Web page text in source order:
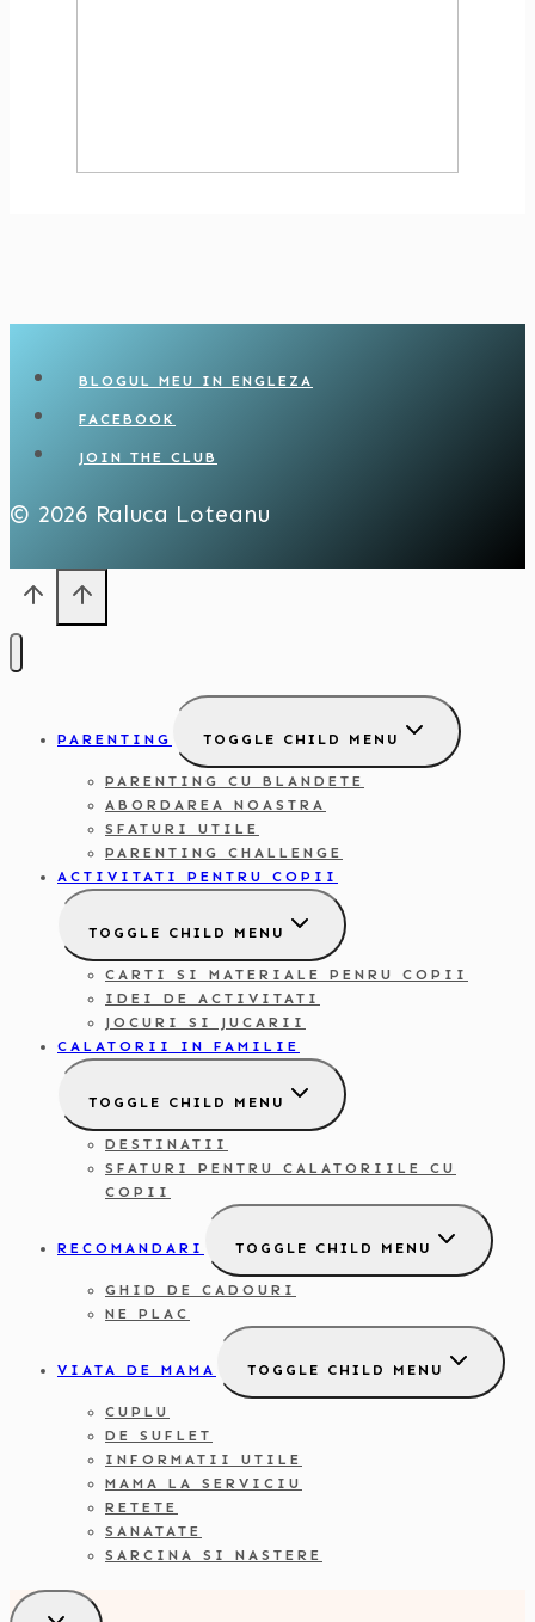
BLOGUL MEU IN ENGLEZA
FACEBOOK
JOIN THE CLUB
© 2026 Raluca Loteanu
PARENTING TOGGLE CHILD MENU
PARENTING CU BLANDETE
ABORDAREA NOASTRA
SFATURI UTILE
PARENTING CHALLENGE
ACTIVITATI PENTRU COPII
TOGGLE CHILD MENU
CARTI SI MATERIALE PENRU COPII
IDEI DE ACTIVITATI
JOCURI SI JUCARII
CALATORII IN FAMILIE
TOGGLE CHILD MENU
DESTINATII
SFATURI PENTRU CALATORIILE CU
COPII
RECOMANDARI TOGGLE CHILD MENU
GHID DE CADOURI
NE PLAC
VIATA DE MAMA TOGGLE CHILD MENU
CUPLU
DE SUFLET
INFORMATII UTILE
MAMA LA SERVICIU
RETETE
SANATATE
SARCINA SI NASTERE